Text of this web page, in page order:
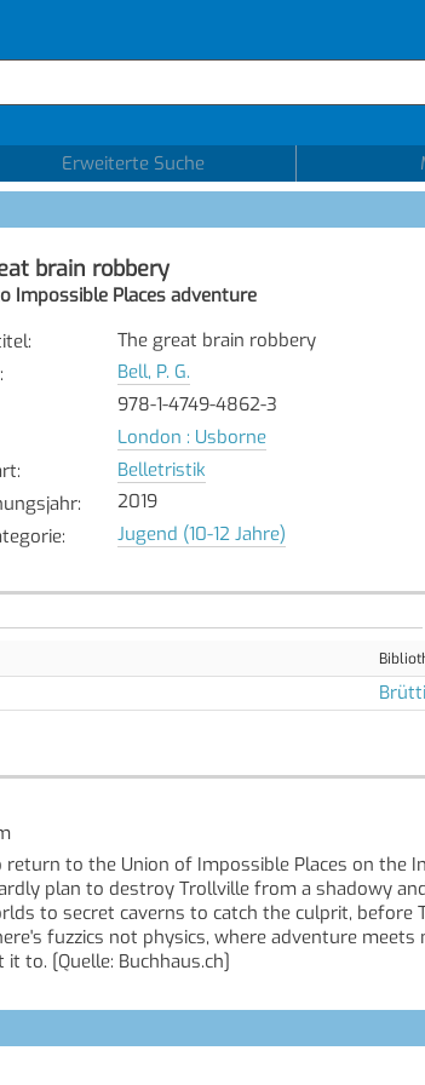
Erweiterte Suche
brain robbery
Impossible Places adventure
:
The great brain robbery
:
Bell, P. G.
978-1-4749-4862-3
London : Usborne
:
Belletristik
:
2019
: Jugend (10-12 Jahre)
return to the Union of Impossible Places on the
plan to destroy Trollville from a shadowy
to secret caverns to catch the culprit,
fuzzics not physics, where adventure
to. [Quelle: Buchhaus.ch]